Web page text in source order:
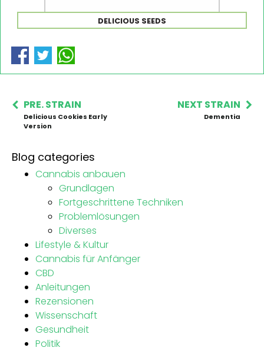
DELICIOUS SEEDS
PRE. STRAIN
Delicious Cookies Early
Version
NEXT STRAIN
Dementia
Blog categories
Cannabis anbauen
Grundlagen
Fortgeschrittene Techniken
Problemlösungen
Diverses
Lifestyle & Kultur
Cannabis für Anfänger
CBD
Anleitungen
Rezensionen
Wissenschaft
Gesundheit
Politik